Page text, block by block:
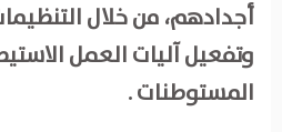
أجدادهم، من خلال
وتفعيل آليات العمل
المستوطنات .